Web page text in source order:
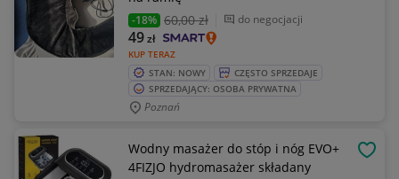
-18% 60,00 zł do negocjacji
KUP TERAZ
49zł
STAN: NOWY
CZĘSTO SPRZEDAJE
SPRZEDAJĄCY: OSOBA PRYWATNA
Poznań
Wodny masażer do stóp i nóg EVO+
4FIZJO hydromasażer składany